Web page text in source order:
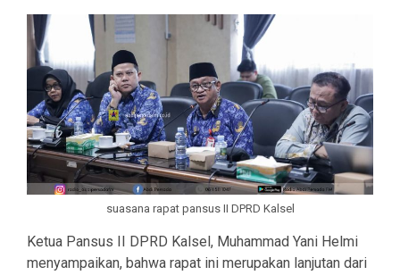
suasana rapat pansus II DPRD Kalsel
Ketua Pansus II DPRD Kalsel, Muhammad Yani Helmi
menyampaikan, bahwa rapat ini merupakan lanjutan dari